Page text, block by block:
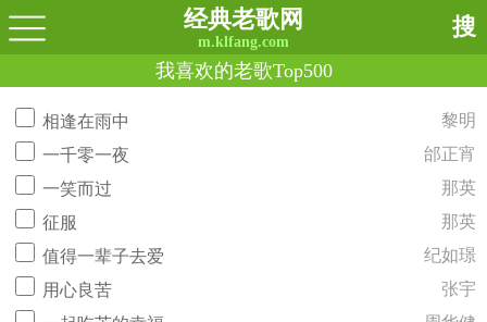
经典老歌网
m.klfang.com
搜
我喜欢的老歌Top500
相逢在雨中
黎明
一千零一夜
邰正宵
一笑而过
那英
征服
那英
值得一辈子去爱
纪如璟
用心良苦
张宇